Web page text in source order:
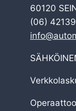
60120
(06)